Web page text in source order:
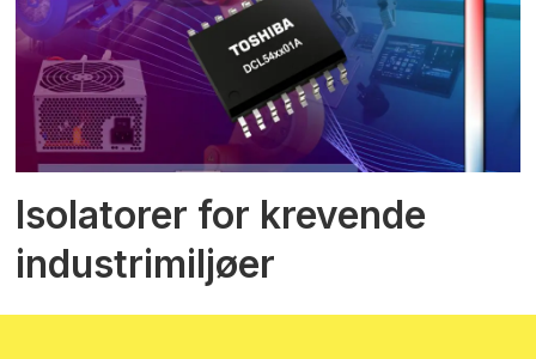
Isolatorer for krevende
industrimiljøer